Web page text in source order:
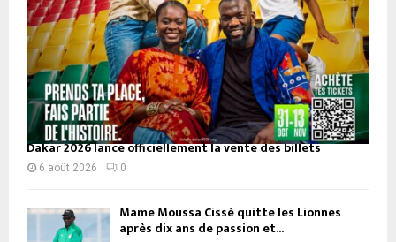
Dakar 2026 lance officiellement la vente des billets
6 août 2026 0
Mame Moussa Cissé quitte les Lionnes
après dix ans de passion et...